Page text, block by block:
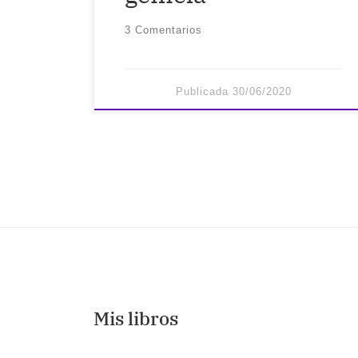
3 Comentarios
Publicada 30/06/2020
Mis libros